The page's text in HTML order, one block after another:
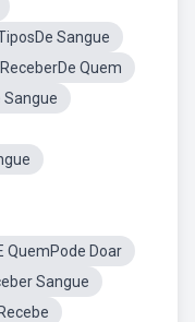
Sangue
Quem
Sangue
QuemPode Doar
Sangue